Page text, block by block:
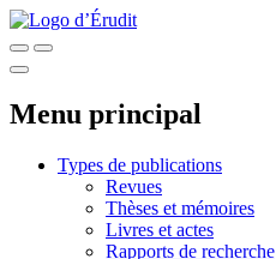
Menu principal
Types de publications
Revues
Thèses et mémoires
Livres et actes
Rapports de recherche